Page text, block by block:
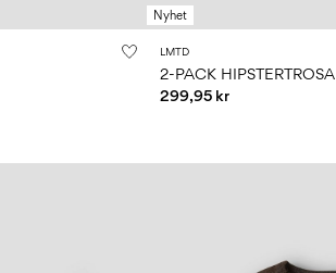
Nyhet
LMTD
2-PACK HIPSTERTROSA
299,95 kr